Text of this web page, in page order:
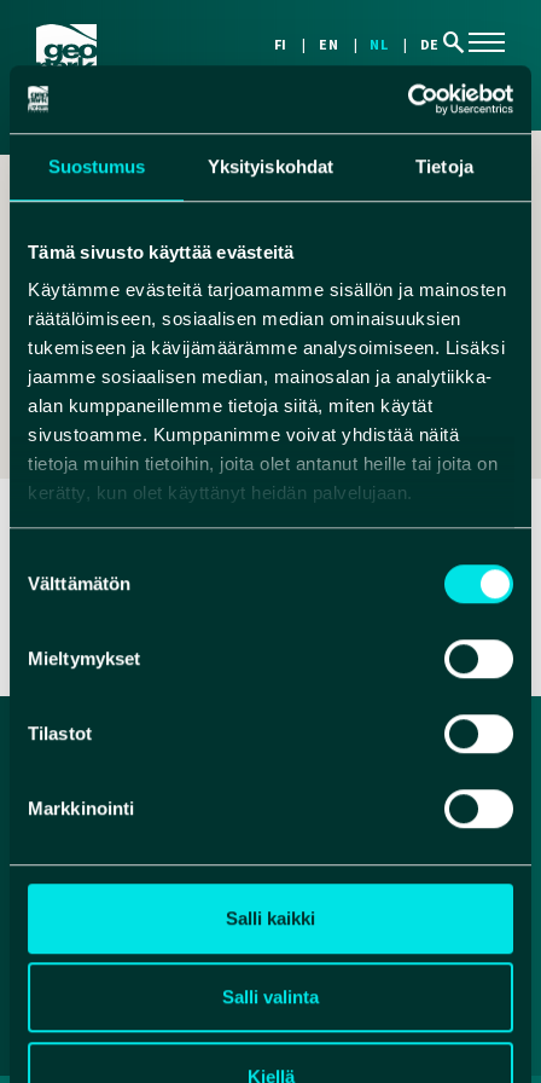
Suostumus Yksityiskohdat Tietoja
Tämä sivusto käyttää evästeitä
Käytämme evästeitä tarjoamamme sisällön ja mainosten
räätälöimiseen, sosiaalisen median ominaisuuksien
tukemiseen ja kävijämäärämme analysoimiseen. Lisäksi
jaamme sosiaalisen median, mainosalan ja analytiikka-
alan kumppaneillemme tietoja siitä, miten käytät
sivustoamme. Kumppanimme voivat yhdistää näitä
tietoja muihin tietoihin, joita olet antanut heille tai joita on
kerätty, kun olet käyttänyt heidän palvelujaan.
valinta
Välttämätön
Mieltymykset
Tilastot
Markkinointi
Salli kaikki
Salli valinta
Kiellä
FI EN NL DE search
,
RITA@NATUREST.FI
+358 40 8274 530
VERKKOSIVUT
Facebook
Instagram
YouTube